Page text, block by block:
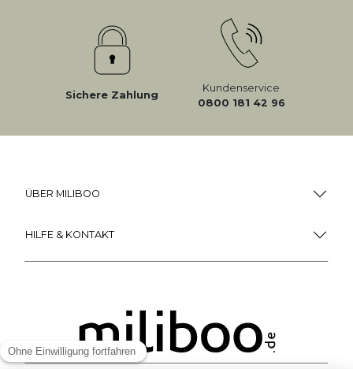
Sichere Zahlung
Kundenservice
0800 181 42 96
ÜBER MILIBOO
HILFE & KONTAKT